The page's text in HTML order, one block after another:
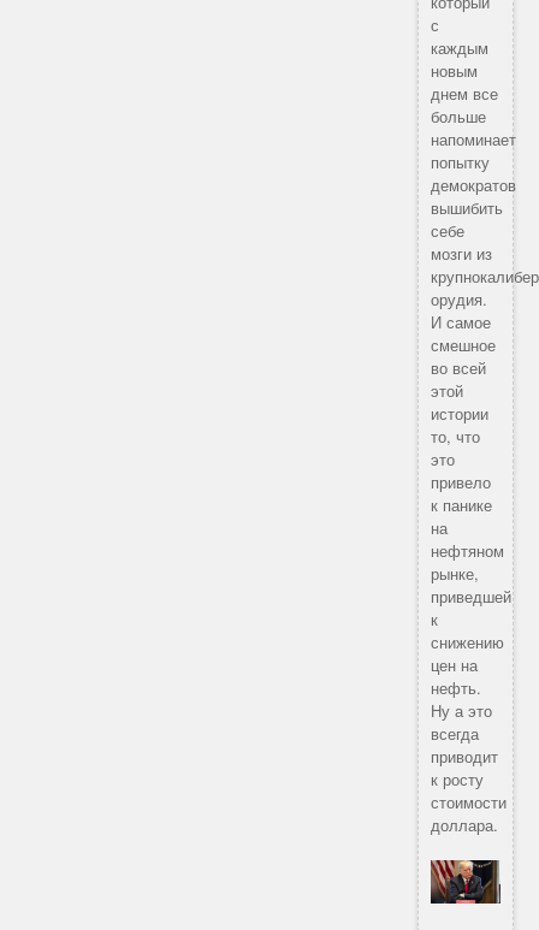
с
каждым
новым
днем все
больше
напоминает
попытку
демократов
вышибить
себе
мозги из
орудия.
И самое
смешное
во всей
этой
истории
то, что
это
привело
к панике
на
нефтяном
рынке,
приведшей
к
снижению
цен на
нефть.
Ну а это
всегда
приводит
к росту
стоимости
доллара.